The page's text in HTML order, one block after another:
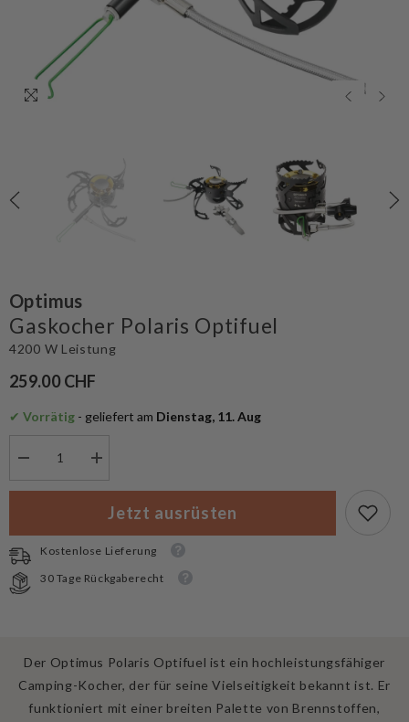
Optimus
Gaskocher Polaris Optifuel
4200 W Leistung
259.00 CHF
✔ Vorrätig - geliefert am Dienstag, 11. Aug
für
Polaris
Optifuel
Menge
für
Optimus
Mehrstoffkocher
Polaris
Optifuel
Jetzt ausrüsten
Kostenlose Lieferung
30 Tage Rückgaberecht
Der Optimus Polaris Optifuel ist ein hochleistungsfähiger
Camping-Kocher, der für seine Vielseitigkeit bekannt ist. Er
funktioniert mit einer breiten Palette von Brennstoffen,